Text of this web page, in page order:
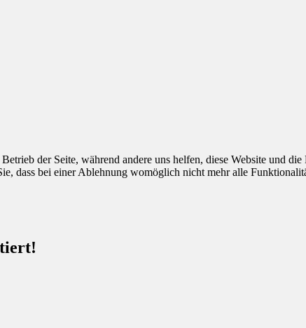
der Seite, während andere uns helfen, diese Website und
dass bei einer Ablehnung womöglich nicht mehr alle